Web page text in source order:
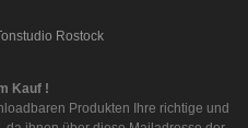
Kauf !
Produkten Ihre richtige und